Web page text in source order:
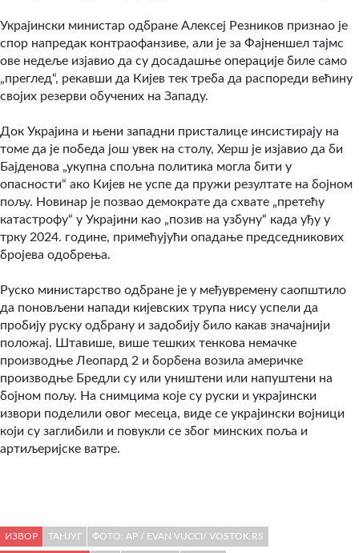
Украјински министар одбране Алексеј Резников признао је
спор напредак контраофанзиве, али је за Фајненшел тајмс
ове недеље изјавио да су досадашње операције биле само
„преглед“, рекавши да Кијев тек треба да распореди већину
својих резерви обучених на Западу.
Док Украјина и њени западни присталице инсистирају на
томе да је победа још увек на столу, Херш је изјавио да би
Бајденова „укупна спољна политика могла бити у
опасности“ ако Кијев не успе да пружи резултате на бојном
пољу. Новинар је позвао демократе да схвате „претећу
катастрофу“ у Украјини као „позив на узбуну“ када уђу у
трку 2024. године, примећујући опадање председникових
бројева одобрења.
Руско министарство одбране је у међувремену саопштило
да поновљени напади кијевских трупа нису успели да
пробију руску одбрану и задобију било какав значајнији
положај. Штавише, више тешких тенкова немачке
производње Леопард 2 и борбена возила америчке
производње Бредли су или уништени или напуштени на
бојном пољу. На снимцима које су руски и украјински
извори поделили овог месеца, виде се украјински војници
који су заглибили и повукли се због минских поља и
артиљеријске ватре.
ИЗВОР ТАНЈУГ ФОТО: AP / EVAN VUCCI/ VOSTOK.RS